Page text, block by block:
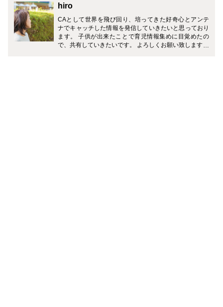
hiro
CAとして世界を飛び回り、培ってきた好奇心とアンテ
ナでキャッチした情報を発信していきたいと思っており
ます。 子供が出来たことで育児情報集めに目覚めたの
で、共有していきたいです。 よろしくお願い致します。